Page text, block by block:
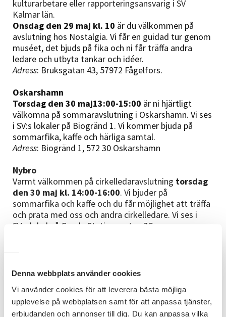
Denna webbplats använder cookies
Vi använder cookies för att leverera bästa möjliga
upplevelse på webbplatsen samt för att anpassa tjänster,
erbjudanden och annonser till dig. Du kan anpassa vilka
kulturarbetare eller rapporteringsansvarig i SV
Kalmar län.
Onsdag den 29 maj kl. 10 är du välkommen på
avslutning hos Nostalgia. Vi får en guidad tur genom
muséet, det bjuds på fika och ni får träffa andra
ledare och utbyta tankar och idéer.
Adress: Bruksgatan 43, 57972 Fågelfors.
Oskarshamn
Torsdag den 30 maj13:00-15:00 är ni hjärtligt
välkomna på sommaravslutning i Oskarshamn. Vi ses
i SV:s lokaler på Biogränd 1. Vi kommer bjuda på
sommarfika, kaffe och härliga samtal.
Adress: Biogränd 1, 572 30 Oskarshamn
Nybro
Varmt välkommen på cirkelledaravslutning torsdag
den 30 maj kl. 14:00-16:00. Vi bjuder på
sommarfika och kaffe och du får möjlighet att träffa
och prata med oss och andra cirkelledare. Vi ses i
SV:s lokal på Gamla Stationsgatan 7C.
Fredag den 31 maj kl. 13:00välkomnar vi dig till
Arontorps i Färjestaden. Vi
lunch och goda samtal. Missa inte chansen att träffa
andra cirkelledare och utbyta tankar och idéer.